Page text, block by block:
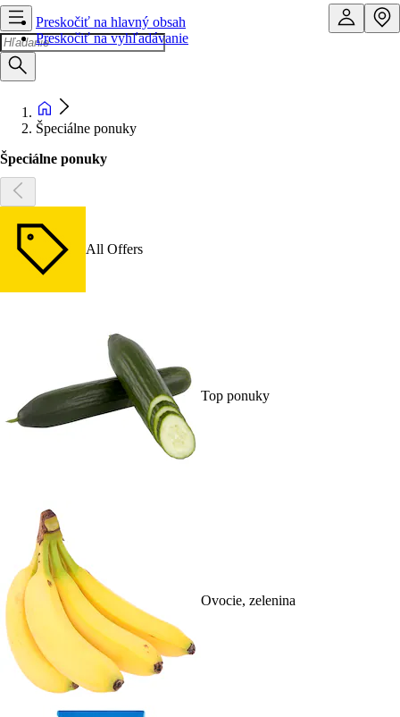
Preskočiť na hlavný obsah
Preskočiť na vyhľadávanie
Špeciálne ponuky
Špeciálne ponuky
All Offers
Top ponuky
Ovocie, zelenina